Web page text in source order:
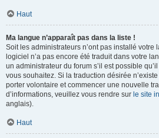
Haut
Ma langue n’apparaît pas dans la liste !
Soit les administrateurs n’ont pas installé votre
logiciel n’a pas encore été traduit dans votre
un administrateur du forum s’il est possible
vous souhaitez. Si la traduction désirée
porter volontaire et commencer une nouvelle
d’informations, veuillez vous rendre sur le site
anglais).
Haut